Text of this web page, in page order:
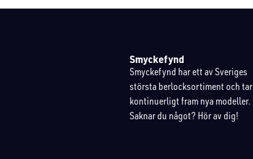
Smyckefynd
Smyckefynd har ett av Sveriges
största berlocksortiment och tar
kontinuerligt fram nya modeller.
Saknar du något? Hör av dig!